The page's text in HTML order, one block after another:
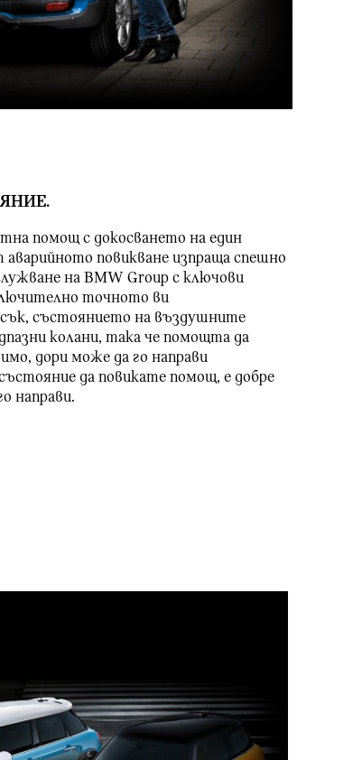
помощ с докосването на един
повикване изпраща спешно
на BMW Group с ключови
точното ви
състоянието на въздушните
колани, така че помощта да
дори може да го направи
да повикате помощ, е добре
направи.